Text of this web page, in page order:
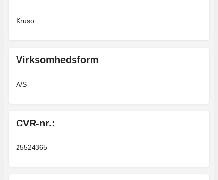
Kruso
Virksomhedsform
A/S
CVR-nr.:
25524365